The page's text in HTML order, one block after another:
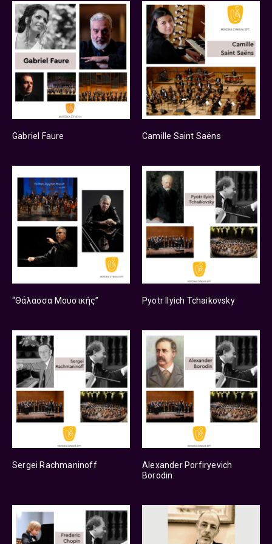
Gabriel Faure Camille Saint Saëns
“Θάλασσα Μουσικής” Pyotr Ilyich Tchaikovsky
Sergei Rachmaninoff
Alexander Porfiryevich
Borodin